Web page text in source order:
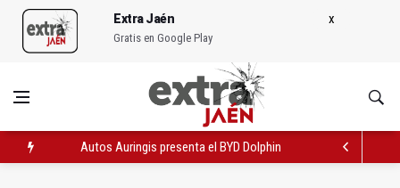
Extra Jaén
Gratis en Google Play
Autos Auringis presenta el BYD Dolphin G DM-i en Jaén capital